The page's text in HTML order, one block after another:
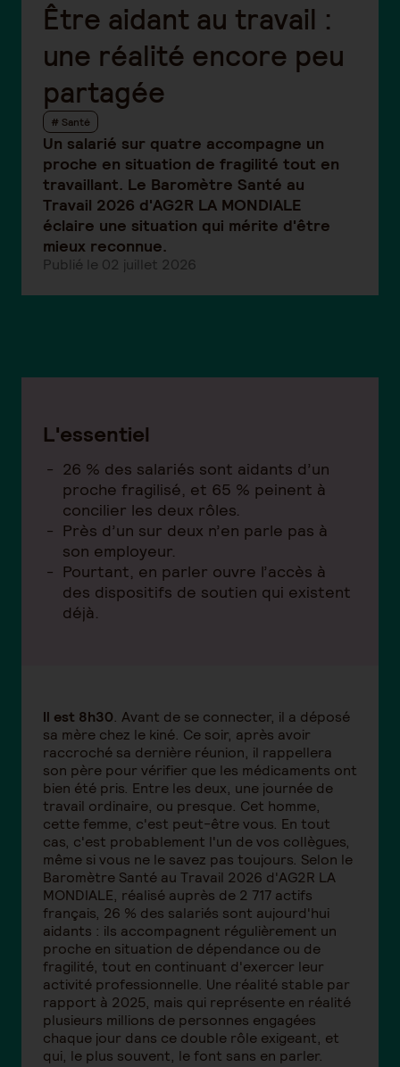
Être aidant au travail :
une réalité encore peu
partagée
Un salarié sur quatre accompagne un
proche en situation de fragilité tout en
travaillant. Le Baromètre Santé au
Travail 2026 d'AG2R LA MONDIALE
éclaire une situation qui mérite d'être
mieux reconnue.
Publié le 02 juillet 2026
# Santé
L'essentiel
26 % des salariés sont aidants d’un
proche fragilisé, et 65 % peinent à
concilier les deux rôles.
Près d’un sur deux n’en parle pas à
son employeur.
Pourtant, en parler ouvre l’accès à
des dispositifs de soutien qui existent
déjà.
Il est 8h30. Avant de se connecter, il a déposé
sa mère chez le kiné. Ce soir, après avoir
raccroché sa dernière réunion, il rappellera
son père pour vérifier que les médicaments ont
bien été pris. Entre les deux, une journée de
travail ordinaire, ou presque. Cet homme,
cette femme, c'est peut-être vous. En tout
cas, c'est probablement l'un de vos collègues,
même si vous ne le savez pas toujours. Selon le
Baromètre Santé au Travail 2026 d'AG2R LA
MONDIALE, réalisé auprès de 2 717 actifs
français, 26 % des salariés sont aujourd'hui
aidants : ils accompagnent régulièrement un
proche en situation de dépendance ou de
fragilité, tout en continuant d'exercer leur
activité professionnelle. Une réalité stable par
rapport à 2025, mais qui représente en réalité
plusieurs millions de personnes engagées
chaque jour dans ce double rôle exigeant, et
qui, le plus souvent, le font sans en parler.